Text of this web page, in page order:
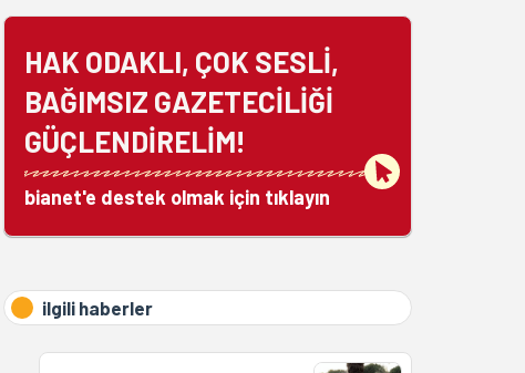
HAK ODAKLI, ÇOK SESLİ,
BAĞIMSIZ GAZETECİLİĞİ
GÜÇLENDİRELİM!
bianet'e destek olmak için tıklayın
ilgili haberler